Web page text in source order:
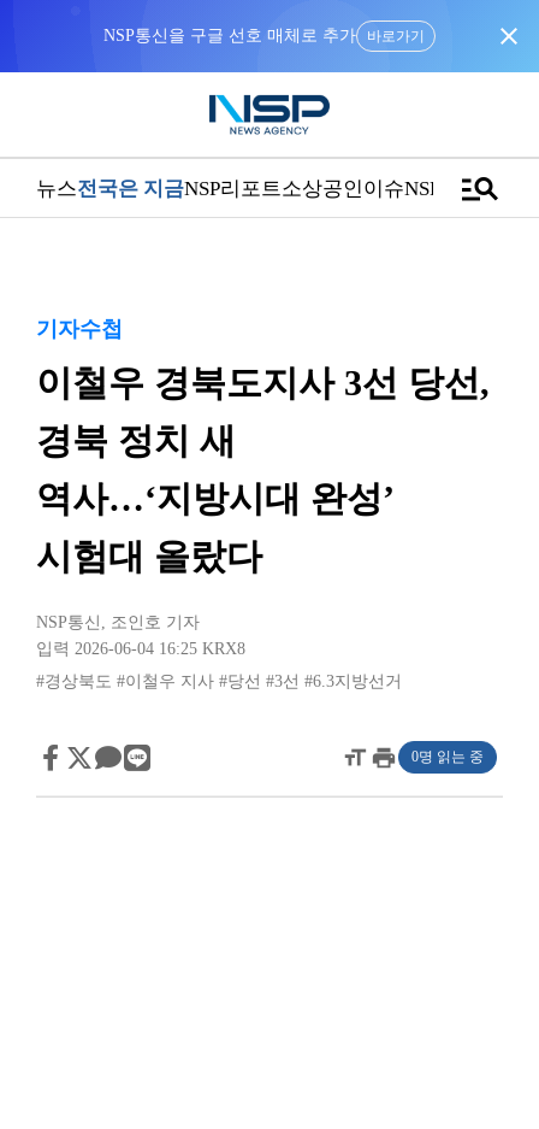
NSP통신을 구글 선호 매체로 추가 바로가기 close
뉴스전국은 지금NSP리포트소상공인이슈NSPTVmanage_search
기자수첩
이철우 경북도지사 3선 당선,
경북 정치 새
역사…‘지방시대 완성’
시험대 올랐다
NSP통신 , 조인호 기자
입력 2026-06-04 16:25 KRX8
#경상북도 #이철우 지사 #당선 #3선 #6.3지방선거
format_sizeprint 0명 읽는 중